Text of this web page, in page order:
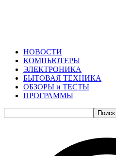
НОВОСТИ
КОМПЬЮТЕРЫ
ЭЛЕКТРОНИКА
БЫТОВАЯ ТЕХНИКА
ОБЗОРЫ и ТЕСТЫ
ПРОГРАММЫ
Поиск